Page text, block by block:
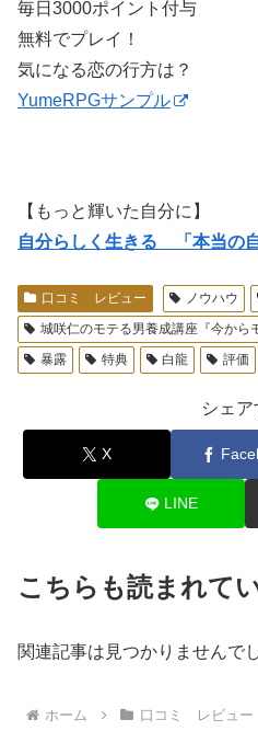
毎日3000ポイント付与
無料でプレイ！
気になる恋の行方は？
YumeRPGサンプル
【もっと輝いた自分に】
自分らしく生きる 「本当の
口コミ レビュー ノウハウ
城咲仁のモテる男養成講座『今から
暴露
特典 白龍 評価
シェア
X
LINE
こちらも読まれて
関連記事は見つかりませんでし
ホーム 口コミ レビュー